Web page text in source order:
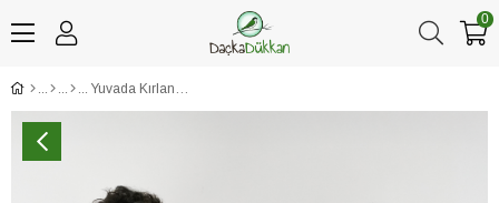
0
Yuvada Kırlangıç Unisex Tişört Beyaz